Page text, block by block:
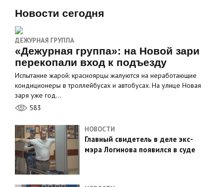
Новости сегодня
ДЕЖУРНАЯ ГРУППА
«Дежурная группа»: на Новой зари
перекопали вход к подъезду
Испытание жарой: красноярцы жалуются на неработающие
кондиционеры в троллейбусах и автобусах. На улице Новая
заря уже год…
583
НОВОСТИ
Главный свидетель в деле экс-
мэра Логинова появился в суде